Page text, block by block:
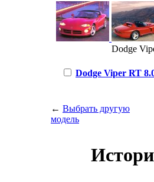
Dodge
Dodge Viper RT
← Выбрать другую
модель